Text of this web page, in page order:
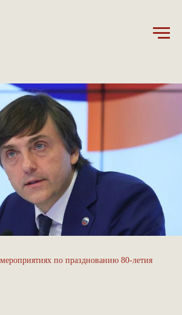
по празднованию 80-летия